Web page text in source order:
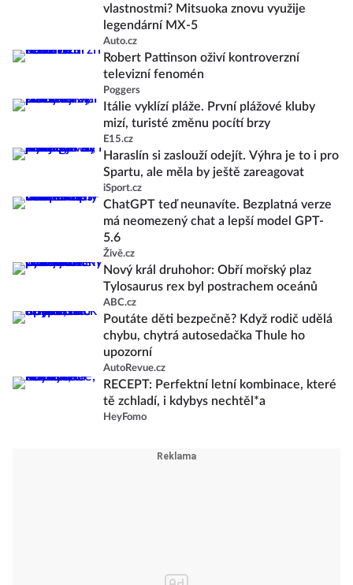
vlastnostmi? Mitsuoka znovu využije
legendární MX-5
Auto.cz
Robert Pattinson oživí kontroverzní
televizní fenomén
Poggers
Itálie vyklízí pláže. První plážové kluby
mizí, turisté změnu pocítí brzy
E15.cz
Haraslín si zaslouží odejít. Výhra je to i pro
Spartu, ale měla by ještě zareagovat
iSport.cz
ChatGPT teď neunavíte. Bezplatná verze
má neomezený chat a lepší model GPT-
5.6
Živě.cz
Nový král druhohor: Obří mořský plaz
Tylosaurus rex byl postrachem oceánů
ABC.cz
Poutáte děti bezpečně? Když rodič udělá
chybu, chytrá autosedačka Thule ho
upozorní
AutoRevue.cz
RECEPT: Perfektní letní kombinace, které
tě zchladí, i kdybys nechtěl*a
HeyFomo